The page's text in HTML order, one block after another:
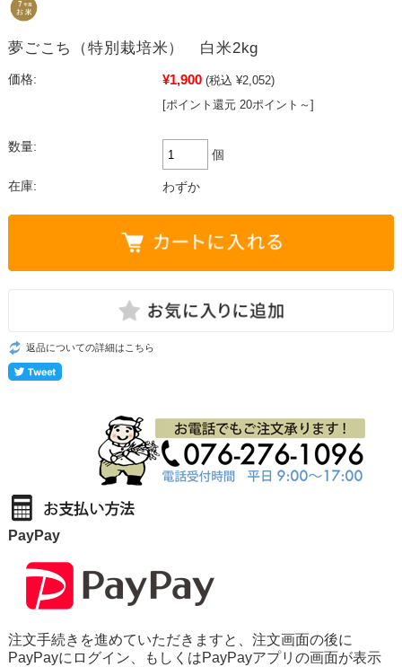
夢ごこち（特別栽培米） 白米2kg
価格: ¥1,900 (税込 ¥2,052)
[ポイント還元 20ポイント～]
数量:
個
在庫: わずか
返品についての詳細はこちら
PayPay
注文手続きを進めていただきますと、注文画面の後に
PayPayにログイン、もしくはPayPayアプリの画面が表示